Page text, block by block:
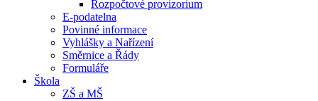
Rozpočtové provizorium
E-podatelna
Povinné informace
Vyhlášky a Nařízení
Směrnice a Řády
Formuláře
Škola
ZŠ a MŠ